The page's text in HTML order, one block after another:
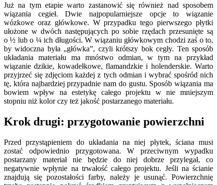
Już na tym etapie warto zastanowić się również nad sposobem
wiązania cegieł. Dwie najpopularniejsze opcje to wiązanie
wózkowe oraz główkowe. W przypadku tego pierwszego płytki
ułożone w dwóch następujących po sobie rzędach przesunięte są
o ½ lub o ¼ ich długości. W wiązaniu główkowym chodzi zaś o to,
by widoczna była „główka”, czyli krótszy bok cegły. Ten sposób
układania materiału ma mnóstwo odmian, w tym na przykład
wiązanie dzikie, kowadełkowe, flamandzkie i holenderskie. Warto
przyjrzeć się zdjęciom każdej z tych odmian i wybrać spośród nich
tę, która najbardziej przypadnie nam do gustu. Sposób wiązania ma
bowiem wpływ na estetykę całego projektu w nie mniejszym
stopniu niż kolor czy też jakość postarzanego materiału.
Krok drugi: przygotowanie powierzchni
Przed przystąpieniem do układania na niej płytek, ściana musi
zostać odpowiednio przygotowana. W przeciwnym wypadku
postarzany materiał nie będzie do niej dobrze przylegał, co
negatywnie wpłynie na trwałość całego projektu. Jeśli na ścianie
znajdują się pozostałości farby, należy je usunąć. Powierzchnię